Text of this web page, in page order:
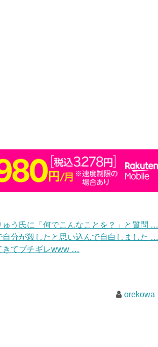
ゅう氏に「何でこんなことを？」と質問 …
分が殺したと思い込んで自白しました …
きてブチギレwww …
orekowa